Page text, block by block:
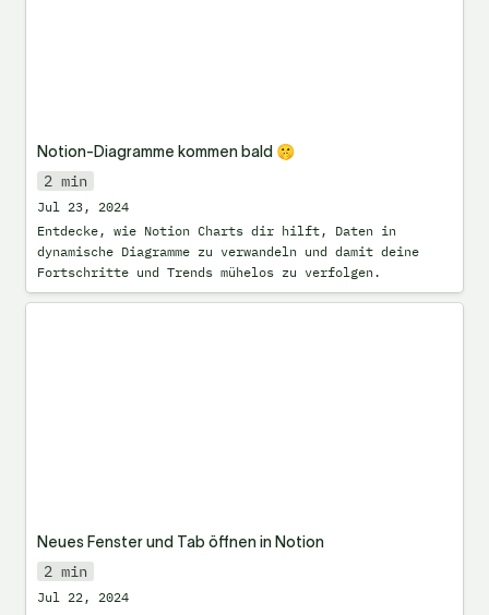
Notion-Diagramme kommen bald 🤫
2 min
Jul 23, 2024
Entdecke, wie Notion Charts dir hilft, Daten in
dynamische Diagramme zu verwandeln und damit deine
Fortschritte und Trends mühelos zu verfolgen.
Neues Fenster und Tab öffnen in Notion
2 min
Jul 22, 2024